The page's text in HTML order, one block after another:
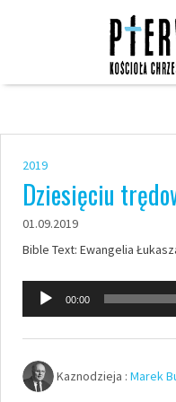
2019
Dziesięciu
01.09.2019
Bible Text: Ewangelia
Odtwarzacz
plików
dźwiękowych
00:00
Kaznodzieja : Marek